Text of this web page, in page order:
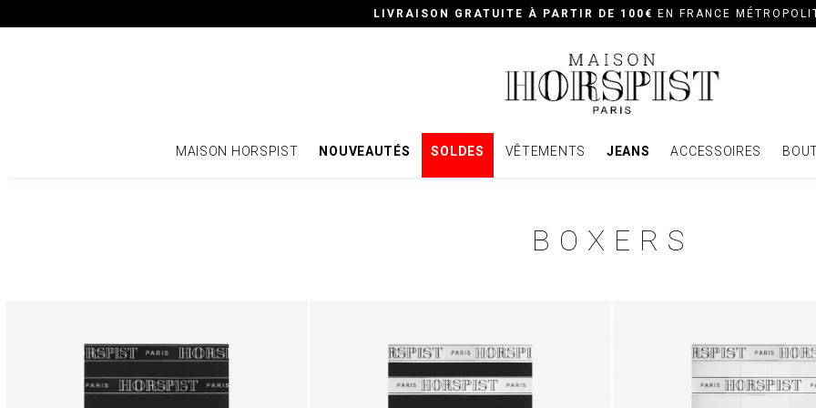
LIVRAISON GRATUITE À PARTIR DE 100€ EN FRANCE
MAISON HORSPIST NOUVEAUTÉS SOLDES VÊTEMENTS JEANS ACCESSOIRES
BOXERS